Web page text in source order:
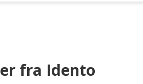
fra Idento